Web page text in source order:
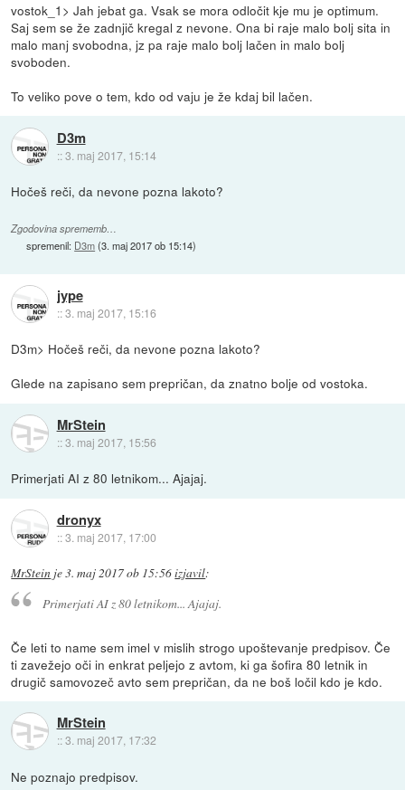
vostok_1> Jah jebat ga. Vsak se mora odločit kje mu je optimum.
Saj sem se že zadnjič kregal z nevone. Ona bi raje malo bolj sita in
malo manj svobodna, jz pa raje malo bolj lačen in malo bolj
svoboden.
To veliko pove o tem, kdo od vaju je že kdaj bil lačen.
D3m
::3. maj 2017, 15:14
Hočeš reči, da nevone pozna lakoto?
Zgodovina sprememb…
spremenil: D3m(3. maj 2017 ob 15:14)
jype
::3. maj 2017, 15:16
D3m> Hočeš reči, da nevone pozna lakoto?
Glede na zapisano sem prepričan, da znatno bolje od vostoka.
MrStein
::3. maj 2017, 15:56
Primerjati AI z 80 letnikom... Ajajaj.
dronyx
::3. maj 2017, 17:00
MrStein je3. maj 2017 ob 15:56izjavil:
Primerjati AI z 80 letnikom... Ajajaj.
Če leti to name sem imel v mislih strogo upoštevanje predpisov. Če
ti zavežejo oči in enkrat peljejo z avtom, ki ga šofira 80 letnik in
drugič samovozeč avto sem prepričan, da ne boš ločil kdo je kdo.
MrStein
::3. maj 2017, 17:32
Ne poznajo predpisov.